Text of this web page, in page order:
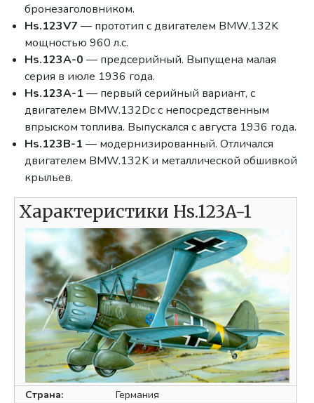
бронезаголовником.
Hs.123V7 — прототип с двигателем BMW.132K
мощностью 960 л.с.
Hs.123A-0 — предсерийный. Выпущена малая
серия в июле 1936 года.
Hs.123A-1 — первый серийный вариант, с
двигателем BMW.132Dc с непосредственным
впрыском топлива. Выпускался с августа 1936 года.
Hs.123B-1 — модернизированный. Отличался
двигателем BMW.132K и металлической обшивкой
крыльев.
Характеристики Hs.123A-1
Страна:
Германия